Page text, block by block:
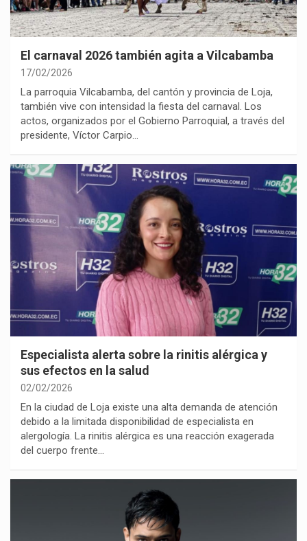
El carnaval 2026 también agita a Vilcabamba
17/02/2026
La parroquia Vilcabamba, del cantón y provincia de Loja,
también vive con intensidad la fiesta del carnaval. Los
actos, organizados por el Gobierno Parroquial, a través del
presidente, Víctor Carpio…
Especialista alerta sobre la rinitis alérgica y
sus efectos en la salud
02/02/2026
En la ciudad de Loja existe una alta demanda de atención
debido a la limitada disponibilidad de especialista en
alergología. La rinitis alérgica es una reacción exagerada
del cuerpo frente…